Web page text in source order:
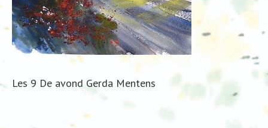
Les 9 De avond Gerda Mentens